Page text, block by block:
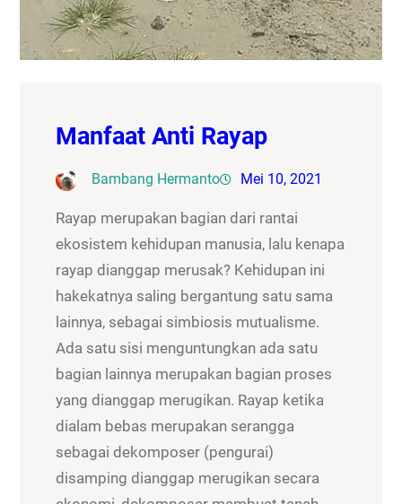
Manfaat Anti Rayap
Bambang Hermanto Mei 10, 2021
Rayap merupakan bagian dari rantai
ekosistem kehidupan manusia, lalu kenapa
rayap dianggap merusak? Kehidupan ini
hakekatnya saling bergantung satu sama
lainnya, sebagai simbiosis mutualisme.
Ada satu sisi menguntungkan ada satu
bagian lainnya merupakan bagian proses
yang dianggap merugikan. Rayap ketika
dialam bebas merupakan serangga
sebagai dekomposer (pengurai)
disamping dianggap merugikan secara